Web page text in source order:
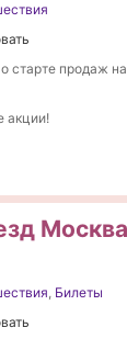
старте продаж
акции!
, Билеты